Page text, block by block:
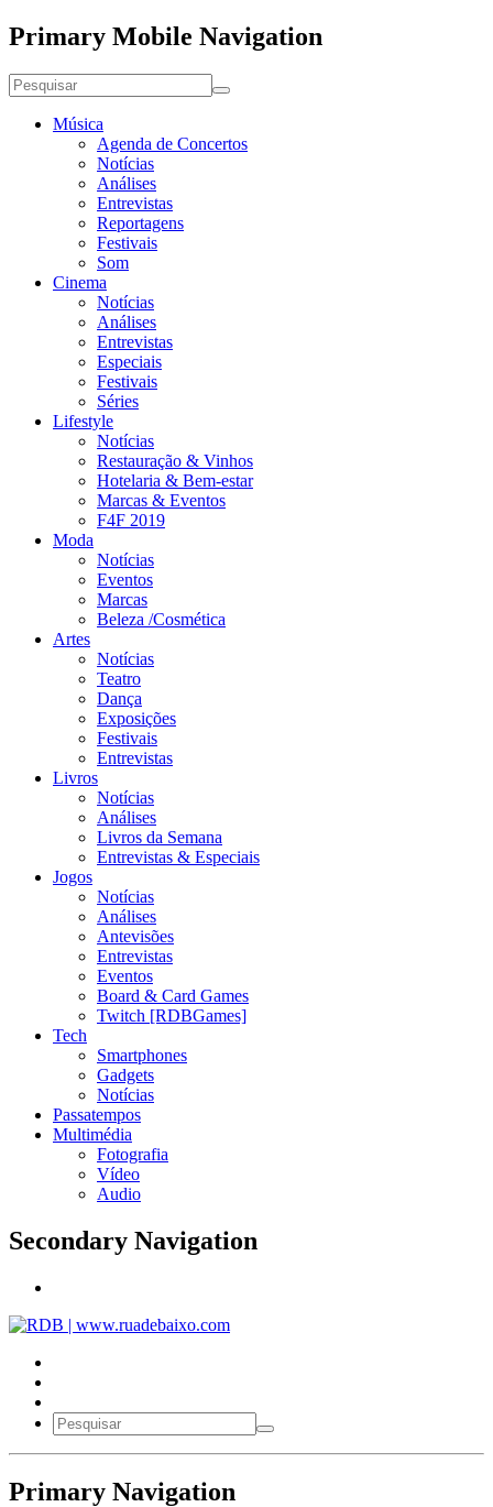
Primary Mobile Navigation
Música
Agenda de Concertos
Notícias
Análises
Entrevistas
Reportagens
Festivais
Som
Cinema
Notícias
Análises
Entrevistas
Especiais
Festivais
Séries
Lifestyle
Notícias
Restauração & Vinhos
Hotelaria & Bem-estar
Marcas & Eventos
F4F 2019
Moda
Notícias
Eventos
Marcas
Beleza /Cosmética
Artes
Notícias
Teatro
Dança
Exposições
Festivais
Entrevistas
Livros
Notícias
Análises
Livros da Semana
Entrevistas & Especiais
Jogos
Notícias
Análises
Antevisões
Entrevistas
Eventos
Board & Card Games
Twitch [RDBGames]
Tech
Smartphones
Gadgets
Notícias
Passatempos
Multimédia
Fotografia
Vídeo
Audio
Secondary Navigation
Primary Navigation